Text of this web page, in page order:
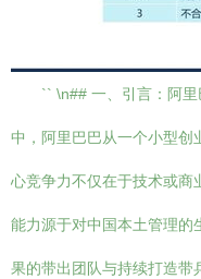
`` \n## 一、引言：阿
中，阿里巴巴从一个小型创
心竞争力不仅在于技术或商
能力源于对中国本土管理的
果的带出团队与持续打造带